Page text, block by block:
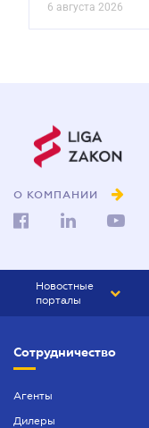
6 августа 2026
О КОМПАНИИ
Новостные
порталы
БИЗНЕС
Сотрудничество
Агенты
Дилеры